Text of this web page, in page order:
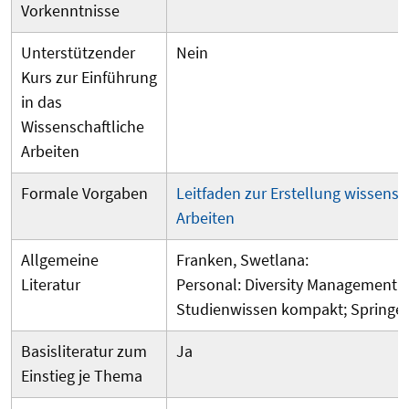
Vorkenntnisse
Unterstützender
Kurs zur Einführung
in das
Wissenschaftliche
Arbeiten
Nein
Formale Vorgaben
Leitfaden zur Erstellung
Arbeiten
Allgemeine
Literatur
Franken, Swetlana:
Personal: Diversity Management
Studienwissen kompakt;
Basisliteratur zum
Einstieg je Thema
Ja